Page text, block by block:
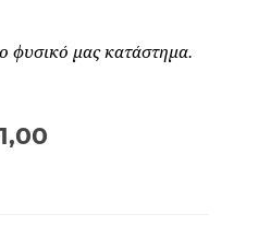
φυσικό μας κατάστημα.